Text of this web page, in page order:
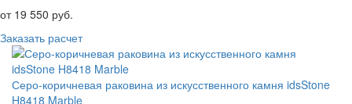
от 19 550 руб.
Заказать расчет
Серо-коричневая раковина из искусственного камня idsStone
H8418 Marble